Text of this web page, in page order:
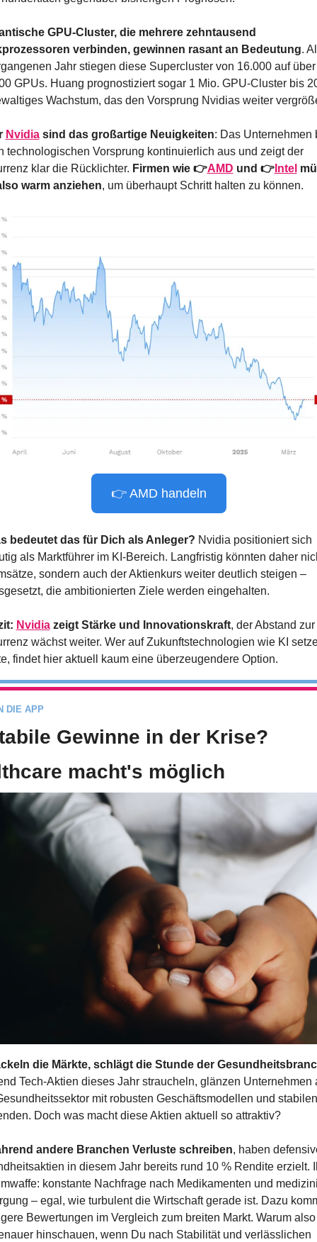
GPU-Cluster, die mehrere zehntausend
verbinden, gewinnen rasant an Bedeutung.
Jahr stiegen diese Supercluster von 16.000 auf über
GPUs. Huang prognostiziert sogar 1 Mio. GPU-Cluster bis
Wachstum, das den Vorsprung Nvidias weiter
Nvidia sind das großartige Neuigkeiten: Das Unternehmen
technologischen Vorsprung kontinuierlich aus und zeigt der
klar die Rücklichter. Firmen wie 👉AMD und 👉Intel
warm anziehen, um überhaupt Schritt halten zu können.
👉 AMD handeln
bedeutet das für Dich als Anleger? Nvidia positioniert sich
als Marktführer im KI-Bereich. Langfristig könnten daher
sondern auch der Aktienkurs weiter deutlich steigen –
die ambitionierten Ziele werden eingehalten.
Nvidia zeigt Stärke und Innovationskraft, der Abstand zur
wächst weiter. Wer auf Zukunftstechnologien wie KI
findet hier aktuell kaum eine überzeugendere Option.
DIE APP
Gewinne in der Krise?
macht's möglich
die Märkte, schlägt die Stunde der
Tech-Aktien dieses Jahr straucheln, glänzen Unternehmen
mit robusten Geschäftsmodellen und stabilen
Doch was macht diese Aktien aktuell so attraktiv?
andere Branchen Verluste schreiben, haben
in diesem Jahr bereits rund 10 % Rendite erzielt.
konstante Nachfrage nach Medikamenten und
– egal, wie turbulent die Wirtschaft gerade ist. Dazu
Bewertungen im Vergleich zum breiten Markt. Warum
hinschauen, wenn Du nach Stabilität und verlässlichen